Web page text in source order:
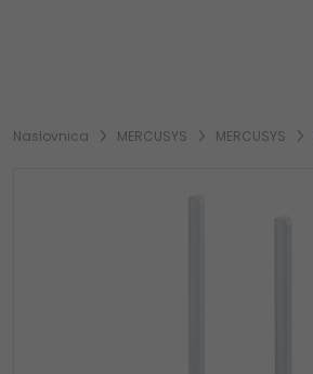
Naslovnica MERCUSYS MERCUSYS